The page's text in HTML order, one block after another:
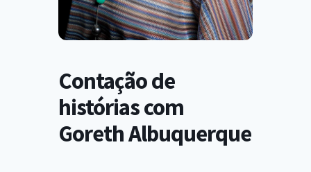
Contação de
histórias com
Goreth Albuquerque